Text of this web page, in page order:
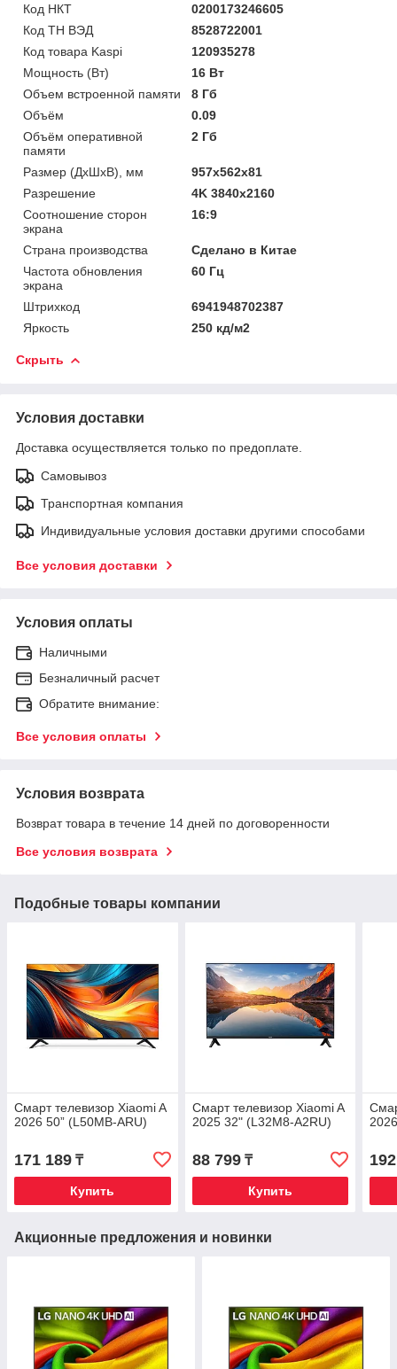
Код НКТ
0200173246605
Код ТН ВЭД
8528722001
Код товара Kaspi
120935278
Мощность (Bт)
16 Вт
Объем встроенной памяти
8 Гб
Объём
0.09
Объём оперативной
памяти
2 Гб
Размер (ДхШхВ), мм
957х562х81
Разрешение
4K 3840x2160
Соотношение сторон
экрана
16:9
Страна производства
Сделано в Китае
Частота обновления
экрана
60 Гц
Штрихкод
6941948702387
Яркость
250 кд/м2
Скрыть
Условия доставки
Доставка осуществляется только по предоплате.
Самовывоз
Транспортная компания
Индивидуальные условия доставки другими способами
Все условия доставки
Условия оплаты
Наличными
Безналичный расчет
Обратите внимание:
Все условия оплаты
Условия возврата
Возврат товара в течение 14 дней по договоренности
Все условия возврата
Подобные товары компании
Смарт телевизор Xiaomi A
2026 50” (L50MB-ARU)
171 189 ₸
Купить
Смарт телевизор Xiaomi A
2025 32" (L32M8-A2RU)
88 799₸
Купить
Акционные предложения и новинки